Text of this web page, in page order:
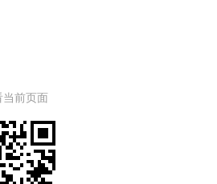
当前页面